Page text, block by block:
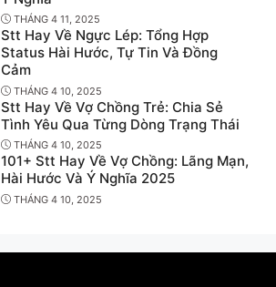
THÁNG 4 11, 2025
Stt Hay Về Ngực Lép: Tổng Hợp
Status Hài Hước, Tự Tin Và Đồng
Cảm
THÁNG 4 10, 2025
Stt Hay Về Vợ Chồng Trẻ: Chia Sẻ
Tình Yêu Qua Từng Dòng Trạng Thái
THÁNG 4 10, 2025
101+ Stt Hay Về Vợ Chồng: Lãng Mạn,
Hài Hước Và Ý Nghĩa 2025
THÁNG 4 10, 2025